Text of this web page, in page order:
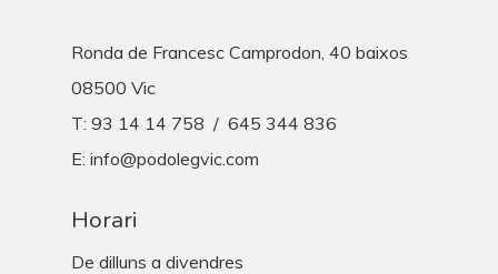
Ronda de Francesc Camprodon, 40 baixos
08500 Vic
T: 93 14 14 758 / 645 344 836
E: info@podolegvic.com
Horari
De dilluns a divendres